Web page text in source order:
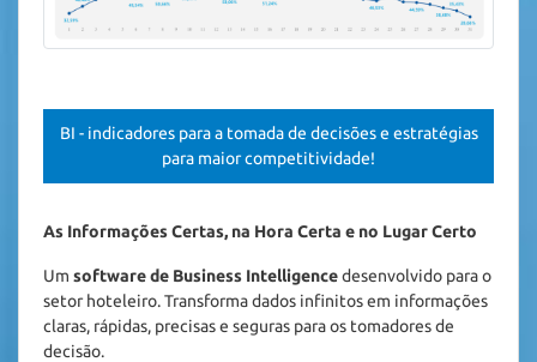
BI - indicadores para a tomada de decisões e estratégias
para maior competitividade!
As Informações Certas, na Hora Certa e no Lugar Certo
Um software de Business Intelligence desenvolvido para o
setor hoteleiro. Transforma dados infinitos em informações
claras, rápidas, precisas e seguras para os tomadores de
decisão.